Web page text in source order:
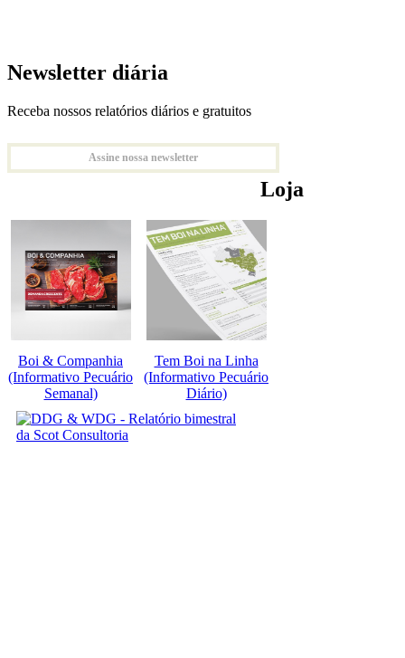
Newsletter diária
Receba nossos relatórios diários e gratuitos
Assine nossa newsletter
Loja
Boi & Companhia
(Informativo Pecuário
Semanal)
Tem Boi na Linha
(Informativo Pecuário
Diário)